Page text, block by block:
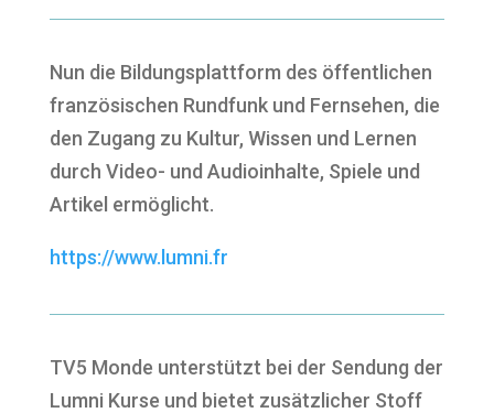
Nun die Bildungsplattform des öffentlichen
französischen Rundfunk und Fernsehen, die
den Zugang zu Kultur, Wissen und Lernen
durch Video- und Audioinhalte, Spiele und
Artikel ermöglicht.
https://www.lumni.fr
TV5 Monde unterstützt bei der Sendung der
Lumni Kurse und bietet zusätzlicher Stoff